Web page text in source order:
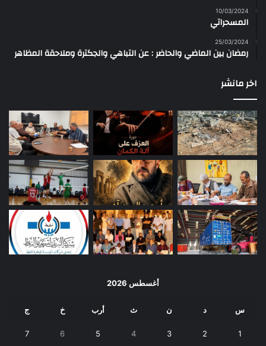
10/03/2024
المسحراتي
25/03/2024
رمضان بين الماضي والحاضر : عن التباهي والجكترة وملاحقة المظاهر
اخر مانشر
أغسطس 2026
س د ن ث أرب خ ج
1
2
3
4
5
6
7